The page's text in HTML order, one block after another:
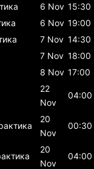
6 Nov 15:30
6 Nov 19:00
7 Nov 14:30
7 Nov 18:00
8 Nov 17:00
22
Nov
04:00
20
Nov
00:30
20
Nov
04:00